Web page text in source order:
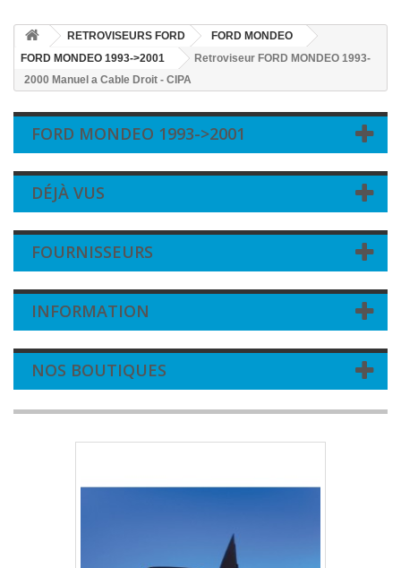
RETROVISEURS FORD
FORD MONDEO
FORD MONDEO 1993->2001
Retroviseur FORD MONDEO 1993-
2000 Manuel a Cable Droit - CIPA
FORD MONDEO 1993->2001
DÉJÀ VUS
FOURNISSEURS
INFORMATION
NOS BOUTIQUES